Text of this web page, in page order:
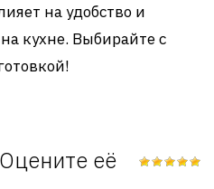
на удобство и
кухне. Выбирайте с
её